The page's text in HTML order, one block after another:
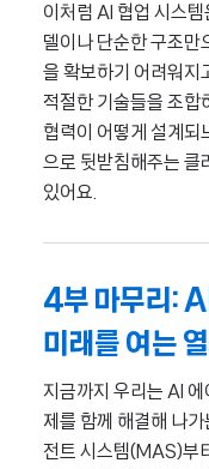
이처럼 AI 협업 시스
델이나 단순한 구조만
을 확보하기 어려워지
적절한 기술들을 조합
협력이 어떻게 설계되
으로 뒷받침해주는 클
있어요.
4부 마무리:
미래를 여는
지금까지 우리는 AI
제를 함께 해결해 나
전트 시스템(MAS)부